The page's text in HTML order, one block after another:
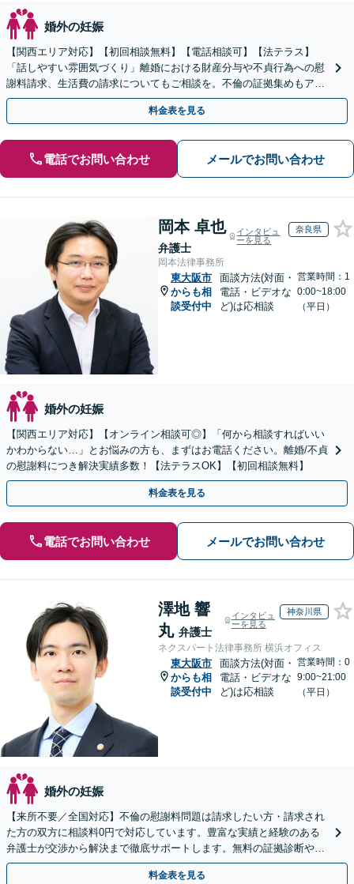
婚外の妊娠
【関西エリア対応】【初回相談無料】【電話相談可】【法テラス】
「話しやすい雰囲気づくり」離婚における財産分与や不貞行為への慰
謝料請求、生活費の請求についてもご相談を。不倫の証拠集めもアド
バイス可【夜間・休日面談】
料金表を見る
電話でお問い合わせ メールでお問い合わせ
岡本 卓也
弁護士
インタビュ
ーを見る
奈良県
岡本法律事務所
東大阪市
からも相
談受付中
面談方法(対面・
電話・ビデオな
ど)は応相談
営業時間：1
0:00~18:00
（平日）
婚外の妊娠
【関西エリア対応】【オンライン相談可◎】「何から相談すればいい
かわからない…」とお悩みの方も、まずはお電話ください。離婚/不貞
の慰謝料につき解決実績多数！【法テラスOK】【初回相談無料】
料金表を見る
電話でお問い合わせ メールでお問い合わせ
澤地 響
丸 弁護士
インタビュ
ーを見る
神奈川県
ネクスパート法律事務所 横浜オフィス
東大阪市
からも相
談受付中
面談方法(対面・
電話・ビデオな
ど)は応相談
営業時間：0
9:00~21:00
（平日）
婚外の妊娠
【来所不要／全国対応】不倫の慰謝料問題は請求したい方・請求され
た方の双方に相談料0円で対応しています。豊富な実績と経験のある
弁護士が交渉から解決まで徹底サポートします。無料の証拠診断や着
手金の返還保証もありますので安心してご相談ください。
料金表を見る